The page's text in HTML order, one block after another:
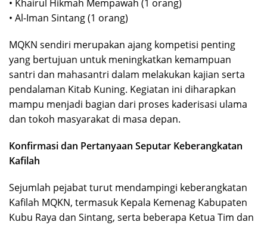
• Khairul Hikmah Mempawah (1 orang)
• Al-Iman Sintang (1 orang)
MQKN sendiri merupakan ajang kompetisi penting
yang bertujuan untuk meningkatkan kemampuan
santri dan mahasantri dalam melakukan kajian serta
pendalaman Kitab Kuning. Kegiatan ini diharapkan
mampu menjadi bagian dari proses kaderisasi ulama
dan tokoh masyarakat di masa depan.
Konfirmasi dan Pertanyaan Seputar Keberangkatan
Kafilah
Sejumlah pejabat turut mendampingi keberangkatan
Kafilah MQKN, termasuk Kepala Kemenag Kabupaten
Kubu Raya dan Sintang, serta beberapa Ketua Tim dan